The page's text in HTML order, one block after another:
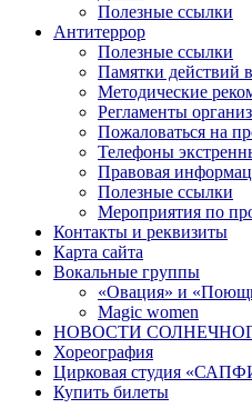
Полезные ссылки
Антитеррор
Полезные ссылки
Памятки действий
Методические
Регламенты
Пожаловаться на
Телефоны
Правовая
Полезные ссылки
Мероприятия по
Контакты и реквизиты
Карта сайта
Вокальные группы
«Овация» и
Magic women
НОВОСТИ
Хореография
Цирковая студия
Купить билеты